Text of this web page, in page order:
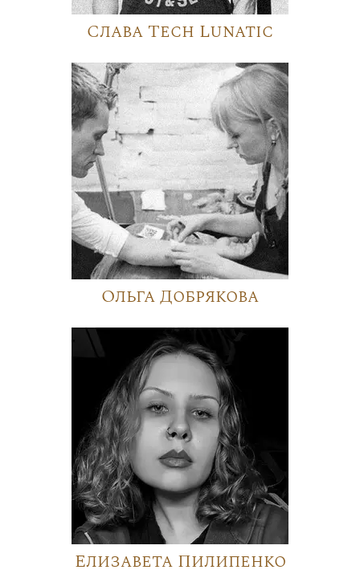
Слава Tech Lunatic
Ольга Добрякова
Елизавета Пилипенко